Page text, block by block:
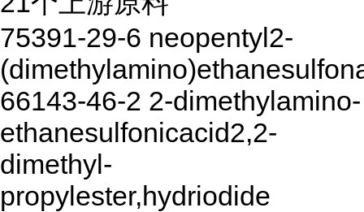
75391-29-6 neopentyl2-
66143-46-2 2-dimethylamino-
ethanesulfonicacid2,2-
dimethyl-
propylester,hydriodide